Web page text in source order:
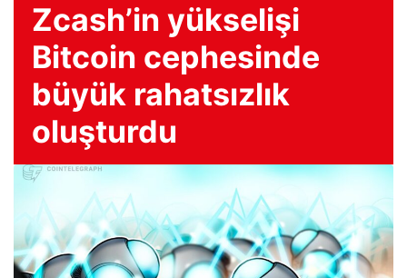
Zcash’in yükselişi
Bitcoin cephesinde
büyük rahatsızlık
oluşturdu